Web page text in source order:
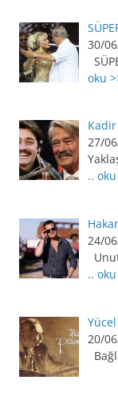
30/
oku
Kadir
27/
..
24/
..
20/